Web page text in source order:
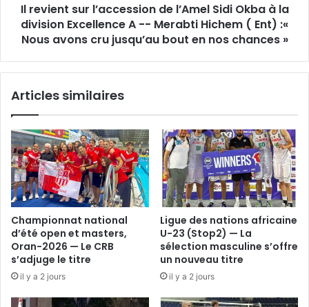
division
Excellence
-
Merabti
Ent)
:«
Nous
avons
cru
jusqu’au
bout
en
nos
chances
»
Il revient sur l’accession de l’Amel Sidi Okba à la
division Excellence A -- Merabti Hichem ( Ent) :«
Nous avons cru jusqu’au bout en nos chances »
Articles similaires
Championnat national
d’été open et masters,
Oran-2026 — Le CRB
s’adjuge le titre
il y a 2 jours
Ligue des nations africaine
U-23 (Stop2) — La
sélection masculine s’offre
un nouveau titre
il y a 2 jours